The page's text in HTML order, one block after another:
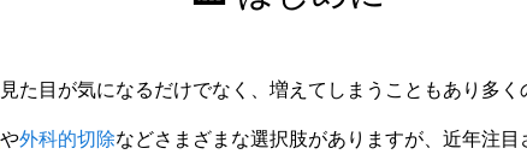
た目が気になるだけでなく、増えてしまうこともあり多く
や外科的切除などさまざまな選択肢がありますが、近年注目